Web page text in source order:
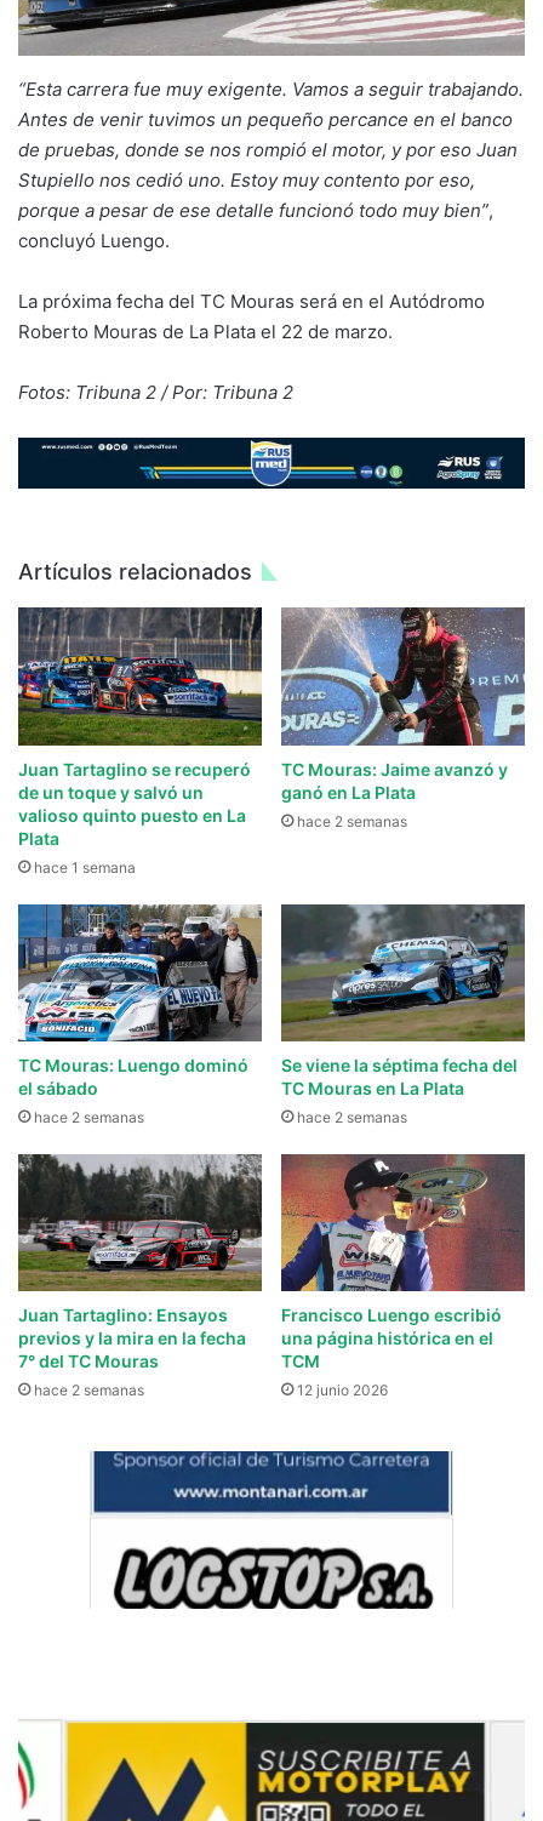
“Esta carrera fue muy exigente. Vamos a seguir trabajando.
Antes de venir tuvimos un pequeño percance en el banco
de pruebas, donde se nos rompió el motor, y por eso Juan
Stupiello nos cedió uno. Estoy muy contento por eso,
porque a pesar de ese detalle funcionó todo muy bien”,
concluyó Luengo.
La próxima fecha del TC Mouras será en el Autódromo
Roberto Mouras de La Plata el 22 de marzo.
Fotos: Tribuna 2 / Por: Tribuna 2
Artículos relacionados
Juan Tartaglino se recuperó
de un toque y salvó un
valioso quinto puesto en La
Plata
hace 1 semana
TC Mouras: Jaime avanzó y
ganó en La Plata
hace 2 semanas
TC Mouras: Luengo dominó
el sábado
hace 2 semanas
Se viene la séptima fecha del
TC Mouras en La Plata
hace 2 semanas
Juan Tartaglino: Ensayos
previos y la mira en la fecha
7° del TC Mouras
hace 2 semanas
Francisco Luengo escribió
una página histórica en el
TCM
12 junio 2026